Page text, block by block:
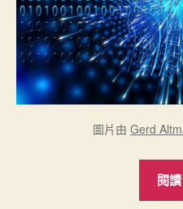
圖片由 Gerd
閱